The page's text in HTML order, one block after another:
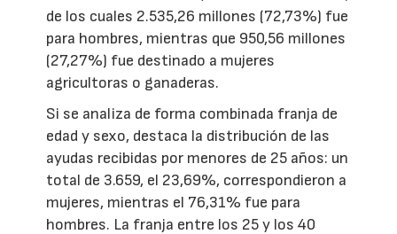
de los cuales 2.535,26 millones (72,73%) fue
para hombres, mientras que 950,56 millones
(27,27%) fue destinado a mujeres
agricultoras o ganaderas.
Si se analiza de forma combinada franja de
edad y sexo, destaca la distribución de las
ayudas recibidas por menores de 25 años: un
total de 3.659, el 23,69%, correspondieron a
mujeres, mientras el 76,31% fue para
hombres. La franja entre los 25 y los 40